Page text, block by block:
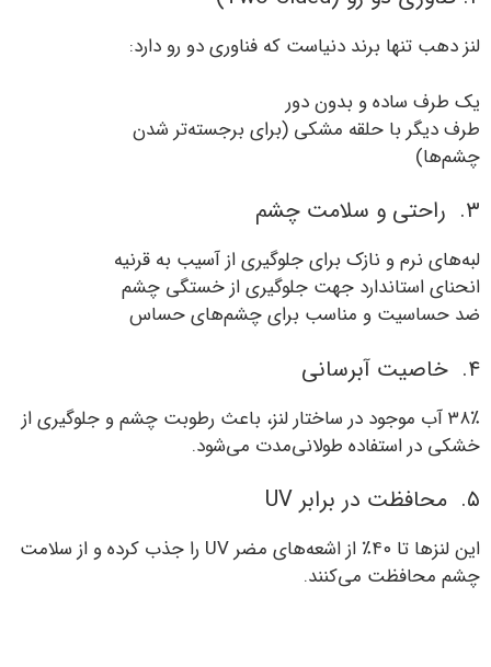
لنز دهب تنها برند دنیاست که فناوری دو رو دارد:
یک طرف ساده و بدون دور
طرف دیگر با حلقه مشکی (برای برجسته‌تر شدن
چشم‌ها)
۳. راحتی و سلامت چشم
لبه‌های نرم و نازک برای جلوگیری از آسیب به قرنیه
انحنای استاندارد جهت جلوگیری از خستگی چشم
ضد حساسیت و مناسب برای چشم‌های حساس
۴. خاصیت آبرسانی
۳۸٪ آب موجود در ساختار لنز، باعث رطوبت چشم و جلوگیری از
خشکی در استفاده طولانی‌مدت می‌شود.
۵. محافظت در برابر UV
این لنزها تا ۴۰٪ از اشعه‌های مضر UV را جذب کرده و از سلامت
چشم محافظت می‌کنند.